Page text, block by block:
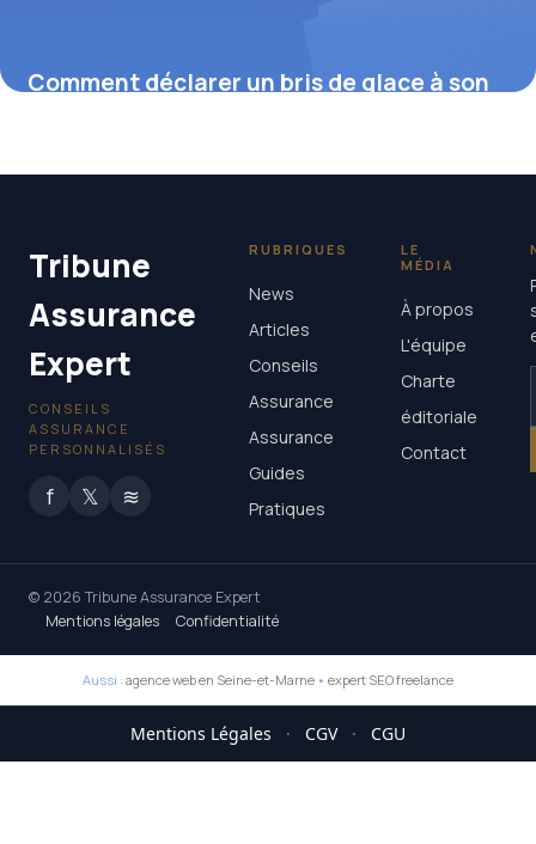
Comment déclarer un bris de glace à son
Tribune
Assurance
Expert
CONSEILS
ASSURANCE
PERSONNALISÉS
f 𝕏 ≋
RUBRIQUES
News
Articles
Conseils
Assurance
Assurance
Guides
Pratiques
LE
MÉDIA
À propos
L'équipe
Charte
éditoriale
Contact
© 2026 Tribune Assurance Expert
Mentions légales
Confidentialité
Aussi : agence web en Seine-et-Marne • expert SEO freelance
Mentions Légales · CGV · CGU